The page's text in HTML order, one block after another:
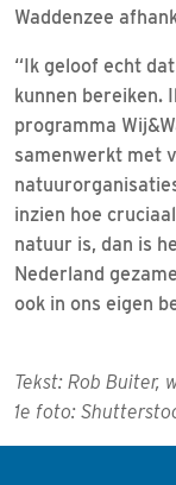
Waddenzee
“Ik geloof echt
kunnen bereiken.
programma
samenwerkt met
inzien hoe
natuur is, dan is
Nederland
ook in ons eigen
Tekst: Rob Buiter,
1e foto: